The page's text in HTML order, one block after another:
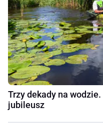
Trzy dekady na
jubileusz